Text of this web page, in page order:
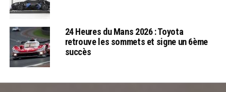
24 Heures du Mans 2026 : Toyota
retrouve les sommets et signe un 6ème
succès